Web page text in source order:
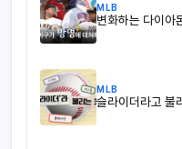
MLB
변화하는 다이아
MLB
슬라이더라고 불